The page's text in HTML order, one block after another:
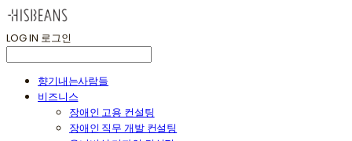
LOG IN 로그인
향기내는사람들
비즈니스
장애인 고용 컨설팅
장애인 직무 개발 컨설팅